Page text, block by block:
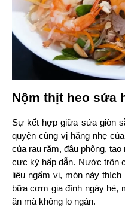
Nộm thịt heo sứa
Sự kết hợp giữa sứa giòn
quyện cùng vị hăng nhẹ
của rau răm, đậu phộng,
cực kỳ hấp dẫn. Nước trộn
liệu ngấm vị, món này
bữa cơm gia đình ngày hè,
ăn mà không lo ngán.